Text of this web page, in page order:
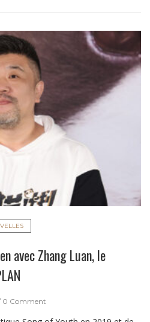
avec Zhang Luan, le
0 Comment